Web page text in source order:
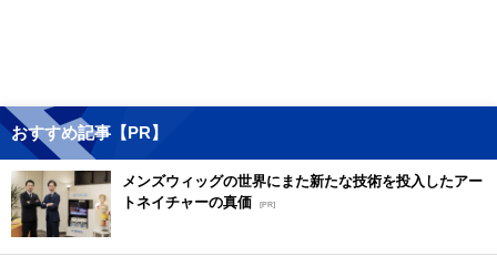
おすすめ記事【PR】
メンズウィッグの世界にまた新たな技術を投入したアー
トネイチャーの真価 [PR]